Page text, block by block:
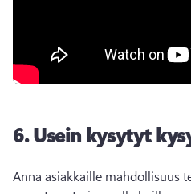
6.Usein kysytyt
Anna asiakkaille mahdollisuus